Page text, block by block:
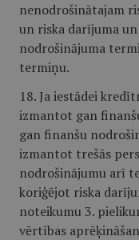
nenodrošinātajam
un riska darījuma
nodrošinājuma
termiņu.
18. Ja iestādei
izmantot gan
gan finanšu
izmantot trešās
nodrošinājumu arī
koriģējot riska
noteikumu 3.
vērtības